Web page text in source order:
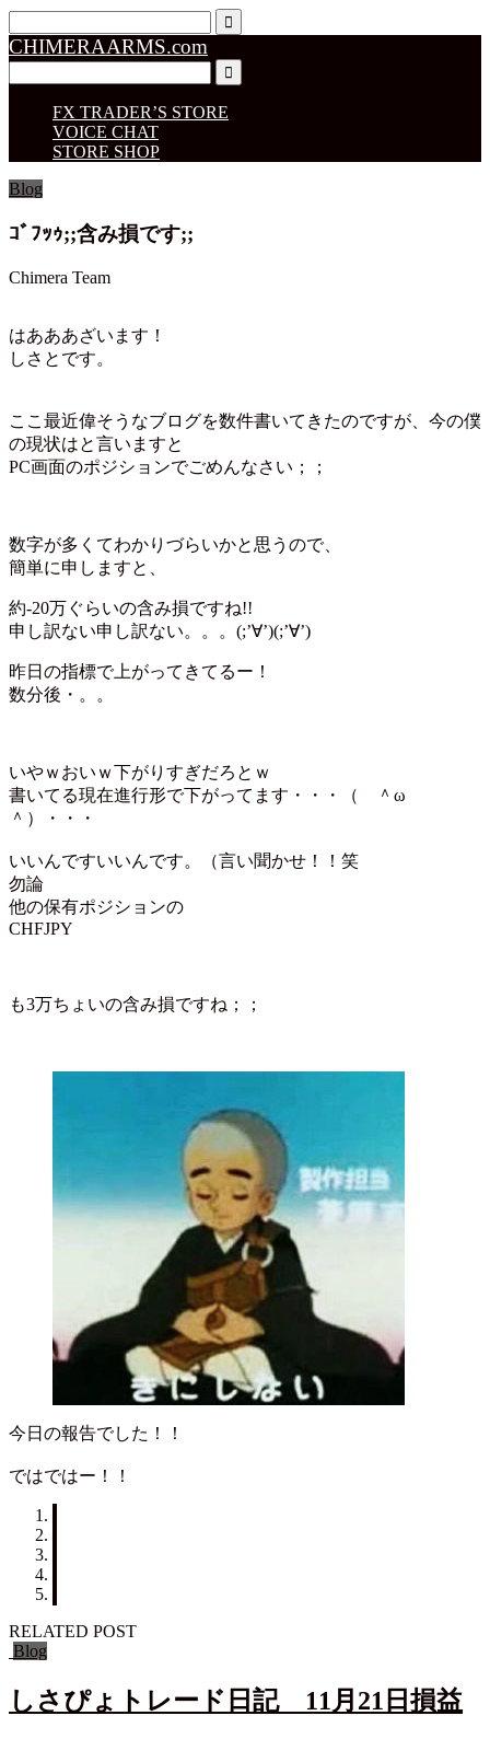
CHIMERAARMS.com
FX TRADER’S STORE
VOICE CHAT
STORE SHOP
Blog
ｺﾞﾌｯｩ;;含み損です;;
Chimera Team
はあああざいます！
しさとです。
ここ最近偉そうなブログを数件書いてきたのですが、今の僕
の現状はと言いますと
PC画面のポジションでごめんなさい；；
数字が多くてわかりづらいかと思うので、
簡単に申しますと、
約-20万ぐらいの含み損ですね!!
申し訳ない申し訳ない。。。(;’∀’)(;’∀’)
昨日の指標で上がってきてるー！
数分後・。。
いやｗおいｗ下がりすぎだろとｗ
書いてる現在進行形で下がってます・・・（ ＾ω
＾）・・・
いいんですいいんです。（言い聞かせ！！笑
勿論
他の保有ポジションの
CHFJPY
も3万ちょいの含み損ですね；；
今日の報告でした！！
ではではー！！
RELATED POST
Blog
しさぴょトレード日記 11月21日損益